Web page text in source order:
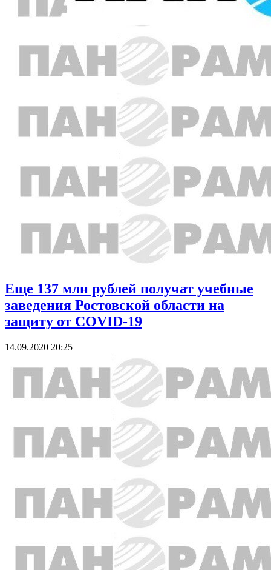
Еще 137 млн рублей получат учебные
заведения Ростовской области на
защиту от COVID-19
14.09.2020 20:25